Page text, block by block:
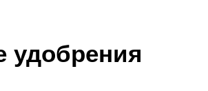
удобрения